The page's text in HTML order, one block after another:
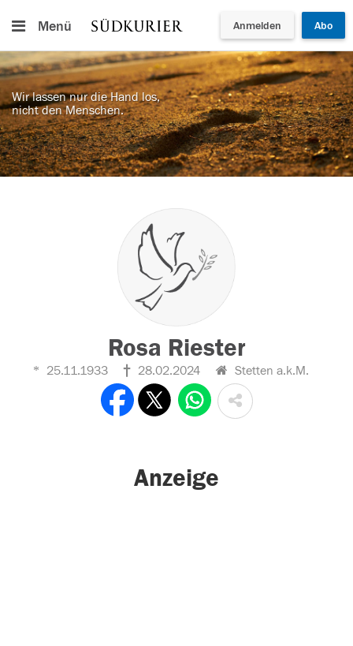
Menü Anmelden Abo
Wir lassen nur die Hand los,
nicht den Menschen.
Rosa Riester
25.11.1933 28.02.2024 Stetten a.k.M.
Anzeige